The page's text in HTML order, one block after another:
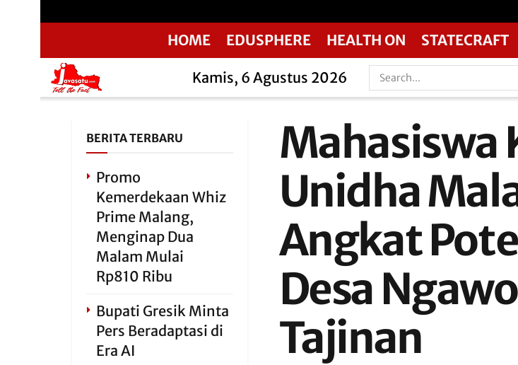
HOME EDUSPHERE HEALTH ON STATECRAFT
Kamis, 6 Agustus 2026
Mahasiswa
Unidha
Angkat
Desa
Tajinan
BERITA TERBARU
Promo
Kemerdekaan Whiz
Prime Malang,
Menginap Dua
Malam Mulai
Rp810 Ribu
Bupati Gresik Minta
Pers Beradaptasi di
Era AI